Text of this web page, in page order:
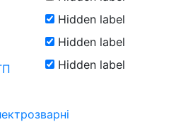
Hidden label
Hidden label
Hidden label